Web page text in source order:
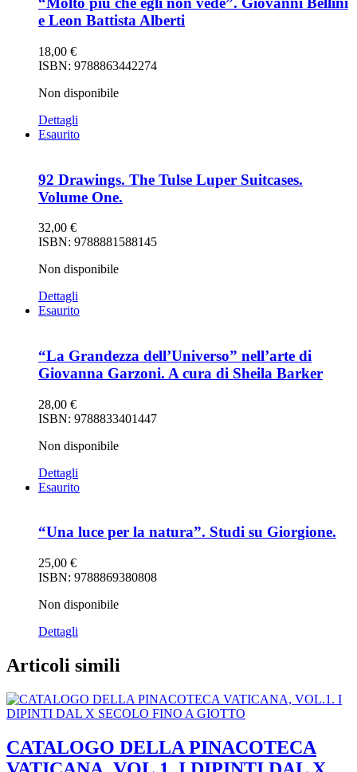
e Leon Battista Alberti
18,00 €
ISBN: 9788863442274
Non disponibile
Dettagli
Esaurito
92 Drawings. The Tulse Luper Suitcases.
Volume One.
32,00 €
ISBN: 9788881588145
Non disponibile
Dettagli
Esaurito
“La Grandezza dell’Universo” nell’arte di
Giovanna Garzoni. A cura di Sheila Barker
28,00 €
ISBN: 9788833401447
Non disponibile
Dettagli
Esaurito
“Una luce per la natura”. Studi su Giorgione.
25,00 €
ISBN: 9788869380808
Non disponibile
Dettagli
Articoli simili
CATALOGO DELLA PINACOTECA